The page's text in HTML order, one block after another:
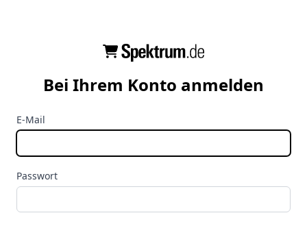
Bei Ihrem Konto anmelden
E-Mail
Passwort